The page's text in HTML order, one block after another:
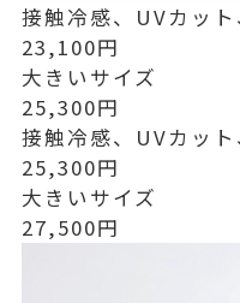
接触冷感、UVカッ
23,100円
大きい
25,300円
接触冷感、UVカッ
25,300円
大きい
27,500円